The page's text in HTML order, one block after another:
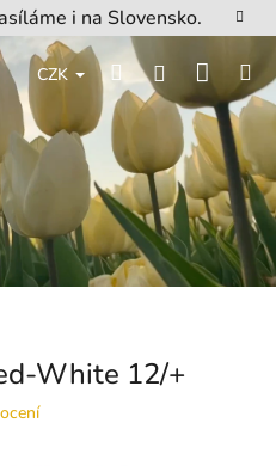
i na Slovensko.
CZK HledatPřihlášení
košík
White 12/+